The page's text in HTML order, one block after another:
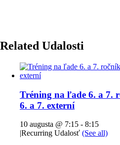
Related Udalosti
Tréning na ľade 6. a 7.
6. a 7. externí
10 augusta @ 7:15 - 8:15
|Recurring Udalosť (See all)